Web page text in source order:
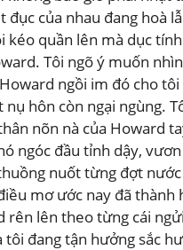
đục của nhau đang
kéo quần lên mà dục
Tôi ngõ ý muốn
ngồi im đó cho
hôn còn ngại ngùng.
nõn nà của Howard
ngóc đầu tỉnh dậy,
nuốt từng đợt
mơ ước nay đã thành
rên lên theo từng cái
đang tận hưởng sắc